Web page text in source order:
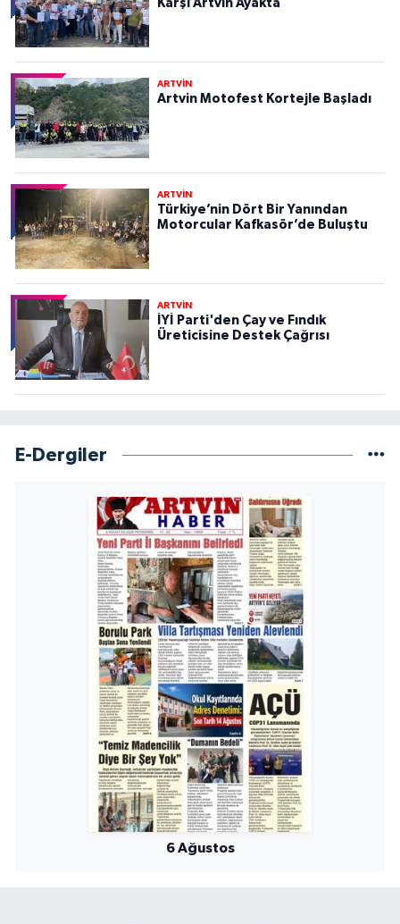
Karşı Artvin Ayakta
ARTVİN
Artvin Motofest Kortejle Başladı
ARTVİN
Türkiye’nin Dört Bir Yanından
Motorcular Kafkasör’de Buluştu
ARTVİN
İYİ Parti'den Çay ve Fındık
Üreticisine Destek Çağrısı
E-Dergiler
6 Ağustos